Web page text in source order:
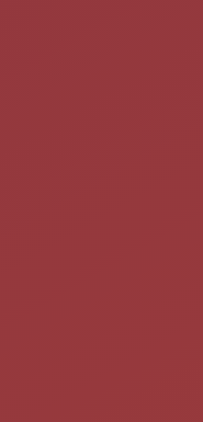
enregistrant votre
des informations
le
bugs/110/
bugs/40/